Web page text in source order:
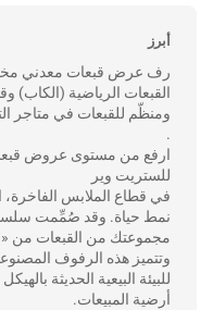
أبرز
رف عرض قبعات معدني
القبعات الرياضية (الكاب)
ومنظّم للقبعات في متاجر
.
ارفع من مستوى عروض
للستريت وير
في قطاع الملابس
مجموعتك من القبعات من
وتتميز هذه الرفوف
للبيئة البيعية الحديثة
أرضية المبيعات.